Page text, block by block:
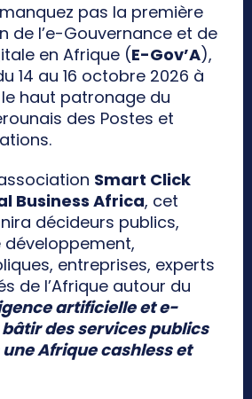
pas la première
de l’e-Gouvernance et de
en Afrique (E-Gov’A),
14 au 16 octobre 2026 à
haut patronage du
des Postes et
Smart Click
Business Africa, cet
décideurs publics,
entreprises, experts
de l’Afrique autour du
artificielle et e-
des services publics
Afrique cashless et